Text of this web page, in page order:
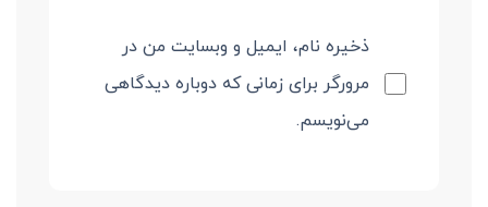
ذخیره نام، ایمیل و وبسایت من در
مرورگر برای زمانی که دوباره دیدگاهی
می‌نویسم.